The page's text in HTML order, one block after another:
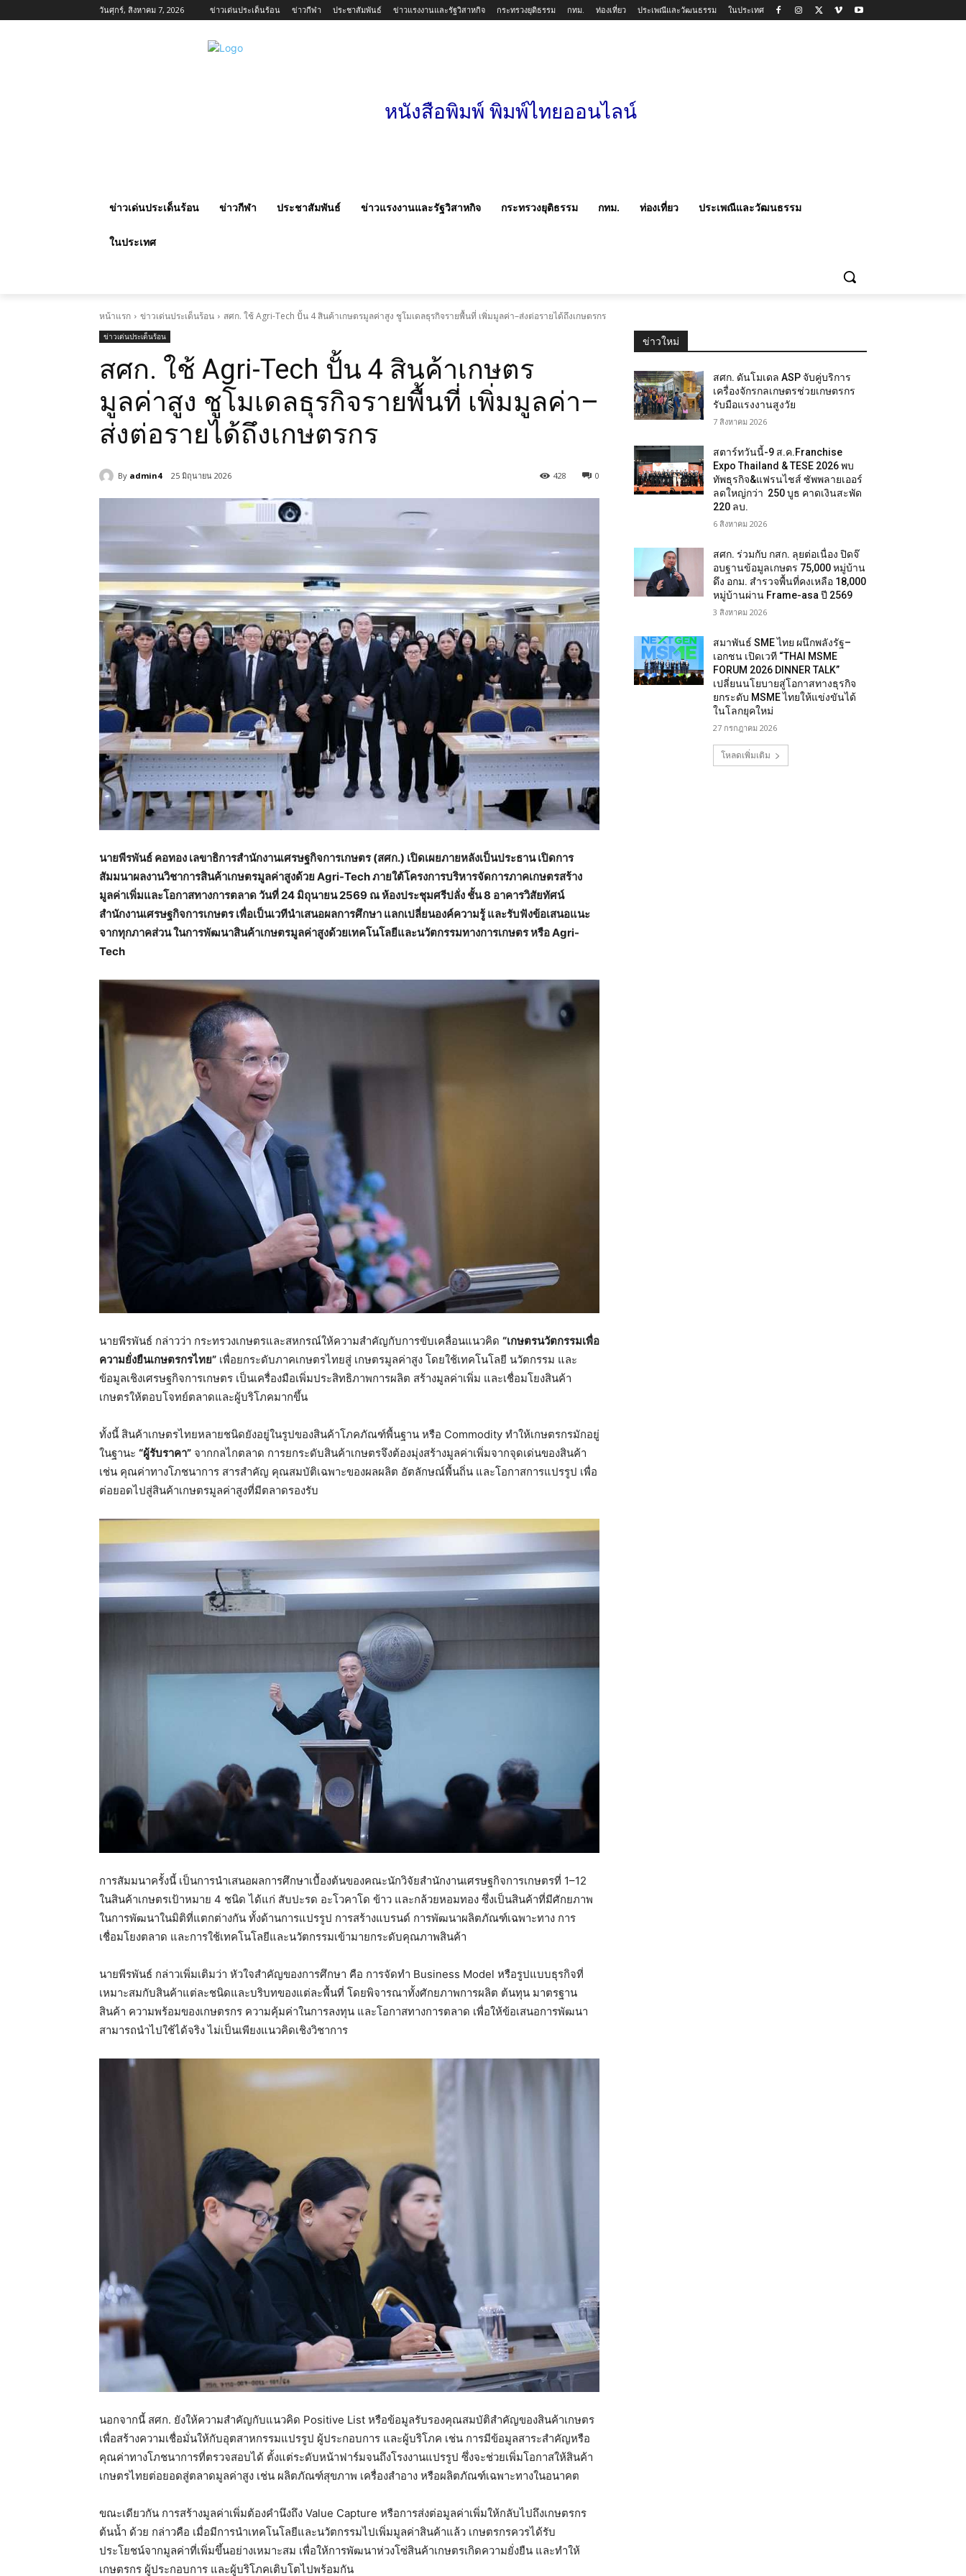
วันศุกร์, สิงหาคม 7, 2026 ข่าวเด่นประเด็นร้อน ข่าวกีฬา ประชาสัมพันธ์ ข่าวแรงงานและรัฐวิสาหกิจ กระทรวงยุติธรรม กทม. ท่องเที่ยว ประเพณีและวัฒนธรรม ในประเทศ
หนังสือพิมพ์ พิมพ์ไทยออนไลน์
ข่าวเด่นประเด็นร้อน ข่าวกีฬา ประชาสัมพันธ์ ข่าวแรงงานและรัฐวิสาหกิจ กระทรวงยุติธรรม กทม. ท่องเที่ยว ประเพณีและวัฒนธรรม
ในประเทศ
หน้าแรก ข่าวเด่นประเด็นร้อน สศก. ใช้ Agri-Tech ปั้น 4 สินค้าเกษตรมูลค่าสูง ชูโมเดลธุรกิจรายพื้นที่ เพิ่มมูลค่า–ส่งต่อรายได้ถึงเกษตรกร
ข่าวเด่นประเด็นร้อน
สศก. ใช้ Agri-Tech ปั้น 4 สินค้าเกษตร
มูลค่าสูง ชูโมเดลธุรกิจรายพื้นที่ เพิ่มมูลค่า–
ส่งต่อรายได้ถึงเกษตรกร
By admin4 25 มิถุนายน 2026 0
428
นายพีรพันธ์ คอทอง เลขาธิการสำนักงานเศรษฐกิจการเกษตร (สศก.) เปิดเผยภายหลังเป็นประธาน เปิดการ
สัมมนาผลงานวิชาการสินค้าเกษตรมูลค่าสูงด้วย Agri-Tech ภายใต้โครงการบริหารจัดการภาคเกษตรสร้าง
มูลค่าเพิ่มและโอกาสทางการตลาด วันที่ 24 มิถุนายน 2569 ณ ห้องประชุมศรีปลั่ง ชั้น 8 อาคารวิสัยทัศน์
สำนักงานเศรษฐกิจการเกษตร เพื่อเป็นเวทีนำเสนอผลการศึกษา แลกเปลี่ยนองค์ความรู้ และรับฟังข้อเสนอแนะ
จากทุกภาคส่วน ในการพัฒนาสินค้าเกษตรมูลค่าสูงด้วยเทคโนโลยีและนวัตกรรมทางการเกษตร หรือ Agri-
Tech
นายพีรพันธ์ กล่าวว่า กระทรวงเกษตรและสหกรณ์ให้ความสำคัญกับการขับเคลื่อนแนวคิด “เกษตรนวัตกรรมเพื่อ
ความยั่งยืนเกษตรกรไทย” เพื่อยกระดับภาคเกษตรไทยสู่ เกษตรมูลค่าสูง โดยใช้เทคโนโลยี นวัตกรรม และ
ข้อมูลเชิงเศรษฐกิจการเกษตร เป็นเครื่องมือเพิ่มประสิทธิภาพการผลิต สร้างมูลค่าเพิ่ม และเชื่อมโยงสินค้า
เกษตรให้ตอบโจทย์ตลาดและผู้บริโภคมากขึ้น
ทั้งนี้ สินค้าเกษตรไทยหลายชนิดยังอยู่ในรูปของสินค้าโภคภัณฑ์พื้นฐาน หรือ Commodity ทำให้เกษตรกรมักอยู่
ในฐานะ “ผู้รับราคา” จากกลไกตลาด การยกระดับสินค้าเกษตรจึงต้องมุ่งสร้างมูลค่าเพิ่มจากจุดเด่นของสินค้า
เช่น คุณค่าทางโภชนาการ สารสำคัญ คุณสมบัติเฉพาะของผลผลิต อัตลักษณ์พื้นถิ่น และโอกาสการแปรรูป เพื่อ
ต่อยอดไปสู่สินค้าเกษตรมูลค่าสูงที่มีตลาดรองรับ
การสัมมนาครั้งนี้ เป็นการนำเสนอผลการศึกษาเบื้องต้นของคณะนักวิจัยสำนักงานเศรษฐกิจการเกษตรที่ 1–12
ในสินค้าเกษตรเป้าหมาย 4 ชนิด ได้แก่ สับปะรด อะโวคาโด ข้าว และกล้วยหอมทอง ซึ่งเป็นสินค้าที่มีศักยภาพ
ในการพัฒนาในมิติที่แตกต่างกัน ทั้งด้านการแปรรูป การสร้างแบรนด์ การพัฒนาผลิตภัณฑ์เฉพาะทาง การ
เชื่อมโยงตลาด และการใช้เทคโนโลยีและนวัตกรรมเข้ามายกระดับคุณภาพสินค้า
นายพีรพันธ์ กล่าวเพิ่มเติมว่า หัวใจสำคัญของการศึกษา คือ การจัดทำ Business Model หรือรูปแบบธุรกิจที่
เหมาะสมกับสินค้าแต่ละชนิดและบริบทของแต่ละพื้นที่ โดยพิจารณาทั้งศักยภาพการผลิต ต้นทุน มาตรฐาน
สินค้า ความพร้อมของเกษตรกร ความคุ้มค่าในการลงทุน และโอกาสทางการตลาด เพื่อให้ข้อเสนอการพัฒนา
สามารถนำไปใช้ได้จริง ไม่เป็นเพียงแนวคิดเชิงวิชาการ
นอกจากนี้ สศก. ยังให้ความสำคัญกับแนวคิด Positive List หรือข้อมูลรับรองคุณสมบัติสำคัญของสินค้าเกษตร
เพื่อสร้างความเชื่อมั่นให้กับอุตสาหกรรมแปรรูป ผู้ประกอบการ และผู้บริโภค เช่น การมีข้อมูลสาระสำคัญหรือ
คุณค่าทางโภชนาการที่ตรวจสอบได้ ตั้งแต่ระดับหน้าฟาร์มจนถึงโรงงานแปรรูป ซึ่งจะช่วยเพิ่มโอกาสให้สินค้า
เกษตรไทยต่อยอดสู่ตลาดมูลค่าสูง เช่น ผลิตภัณฑ์สุขภาพ เครื่องสำอาง หรือผลิตภัณฑ์เฉพาะทางในอนาคต
ขณะเดียวกัน การสร้างมูลค่าเพิ่มต้องคำนึงถึง Value Capture หรือการส่งต่อมูลค่าเพิ่มให้กลับไปถึงเกษตรกร
ต้นน้ำ ด้วย กล่าวคือ เมื่อมีการนำเทคโนโลยีและนวัตกรรมไปเพิ่มมูลค่าสินค้าแล้ว เกษตรกรควรได้รับ
ประโยชน์จากมูลค่าที่เพิ่มขึ้นอย่างเหมาะสม เพื่อให้การพัฒนาห่วงโซ่สินค้าเกษตรเกิดความยั่งยืน และทำให้
เกษตรกร ผู้ประกอบการ และผู้บริโภคเติบโตไปพร้อมกัน
ข่าวใหม่
สศก. ดันโมเดล ASP จับคู่บริการ
เครื่องจักรกลเกษตรช่วยเกษตรกร
รับมือแรงงานสูงวัย
7 สิงหาคม 2026
สตาร์ทวันนี้-9 ส.ค.Franchise
Expo Thailand & TESE 2026 พบ
ทัพธุรกิจ&แฟรนไชส์ ซัพพลายเออร์
ลดใหญ่กว่า 250 บูธ คาดเงินสะพัด
220 ลบ.
6 สิงหาคม 2026
สศก. ร่วมกับ กสก. ลุยต่อเนื่อง ปิดจ๊
อบฐานข้อมูลเกษตร 75,000 หมู่บ้าน
ดึง อกม. สำรวจพื้นที่คงเหลือ 18,000
หมู่บ้านผ่าน Frame-asa ปี 2569
3 สิงหาคม 2026
สมาพันธ์ SME ไทย ผนึกพลังรัฐ–
เอกชน เปิดเวที “THAI MSME
FORUM 2026 DINNER TALK”
เปลี่ยนนโยบายสู่โอกาสทางธุรกิจ
ยกระดับ MSME ไทยให้แข่งขันได้
ในโลกยุคใหม่
27 กรกฎาคม 2026
โหลดเพิ่มเติม